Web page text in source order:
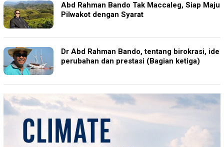
Abd Rahman Bando Tak Maccaleg, Siap Maju
Pilwakot dengan Syarat
Dr Abd Rahman Bando, tentang birokrasi, ide
perubahan dan prestasi (Bagian ketiga)